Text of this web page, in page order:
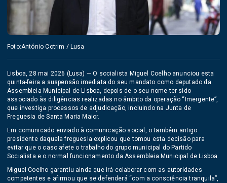
Foto:António Cotrim / Lusa
Lisboa, 28 mai 2026 (Lusa) — O socialista Miguel Coelho anunciou esta
quinta-feira a suspensão imediata do seu mandato como deputado da
Assembleia Municipal de Lisboa, depois de o seu nome ter sido
associado às diligências realizadas no âmbito da operação “Imergente”,
que investiga processos de adjudicação, incluindo na Junta de
Freguesia de Santa Maria Maior.
Em comunicado enviado à comunicação social, o também antigo
presidente daquela freguesia explicou que tomou esta decisão para
evitar que o caso afete o trabalho do grupo municipal do Partido
Socialista e o normal funcionamento da Assembleia Municipal de Lisboa.
Miguel Coelho garantiu ainda que irá colaborar com as autoridades
competentes e afirmou que se defenderá “com a consciência tranquila”,